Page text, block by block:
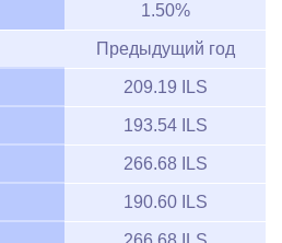
1.50%
Предыдущий год
209.19 ILS
193.54 ILS
266.68 ILS
190.60 ILS